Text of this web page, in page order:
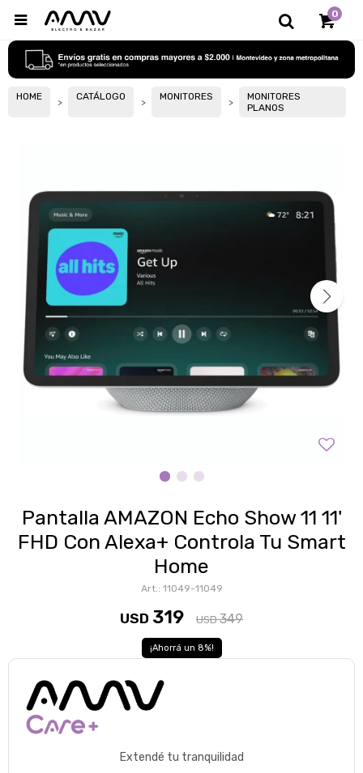
0

HOME CATÁLOGO MONITORES
MONITORES
PLANOS
Pantalla AMAZON Echo Show 11 11'
FHD Con Alexa+ Controla Tu Smart
Home
11049-11049
USD 319 USD 349
8
Extendé tu tranquilidad